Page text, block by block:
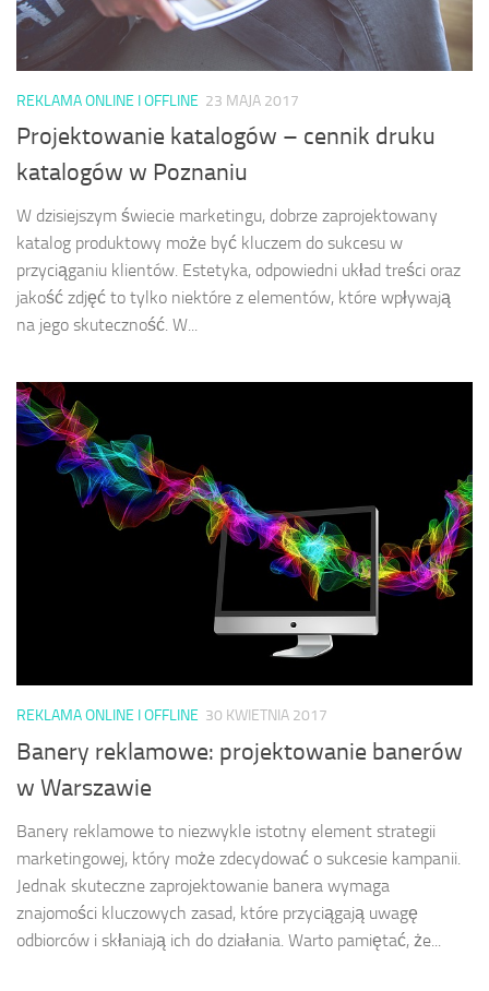
REKLAMA ONLINE I OFFLINE 23 MAJA 2017
Projektowanie katalogów – cennik druku
katalogów w Poznaniu
W dzisiejszym świecie marketingu, dobrze zaprojektowany
katalog produktowy może być kluczem do sukcesu w
przyciąganiu klientów. Estetyka, odpowiedni układ treści oraz
jakość zdjęć to tylko niektóre z elementów, które wpływają
na jego skuteczność. W...
REKLAMA ONLINE I OFFLINE 30 KWIETNIA 2017
Banery reklamowe: projektowanie banerów
w Warszawie
Banery reklamowe to niezwykle istotny element strategii
marketingowej, który może zdecydować o sukcesie kampanii.
Jednak skuteczne zaprojektowanie banera wymaga
znajomości kluczowych zasad, które przyciągają uwagę
odbiorców i skłaniają ich do działania. Warto pamiętać, że...